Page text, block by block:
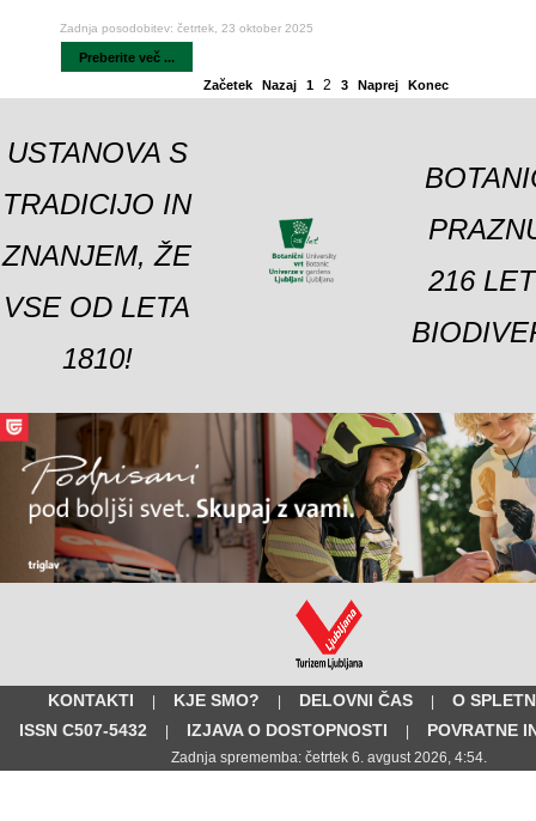
Zadnja posodobitev: četrtek, 23 oktober 2025
Preberite več ...
Začetek
Nazaj 1 2 3 Naprej Konec
USTANOVA S
TRADICIJO IN
ZNANJEM, ŽE
VSE OD LETA
1810!
216
KONTAKTI | KJE SMO? | DELOVNI ČAS |
O
ISSN C507-5432
| IZJAVA O DOSTOPNOSTI | POVRATNE
Zadnja sprememba: četrtek 6. avgust 2026, 4:54.